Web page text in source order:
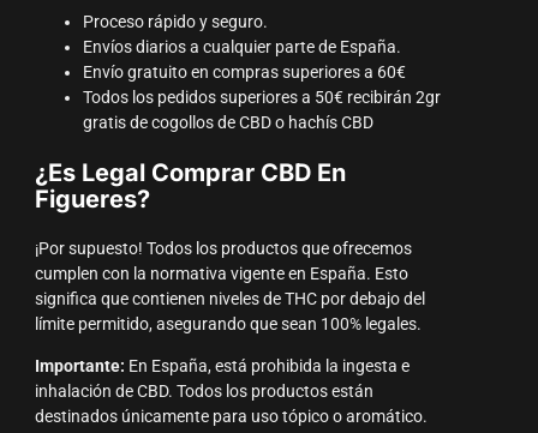
Proceso rápido y seguro.
Envíos diarios a cualquier parte de España.
Envío gratuito en compras superiores a 60€
Todos los pedidos superiores a 50€ recibirán 2gr
gratis de cogollos de CBD o hachís CBD
¿Es Legal Comprar CBD En
Figueres?
¡Por supuesto! Todos los productos que ofrecemos
cumplen con la normativa vigente en España. Esto
significa que contienen niveles de THC por debajo del
límite permitido, asegurando que sean 100% legales.
Importante: En España, está prohibida la ingesta e
inhalación de CBD. Todos los productos están
destinados únicamente para uso tópico o aromático.